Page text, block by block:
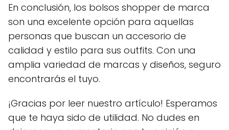
En conclusión, los bolsos shopper de marca
son una excelente opción para aquellas
personas que buscan un accesorio de
calidad y estilo para sus outfits. Con una
amplia variedad de marcas y diseños, seguro
encontrarás el tuyo.
¡Gracias por leer nuestro artículo! Esperamos
que te haya sido de utilidad. No dudes en